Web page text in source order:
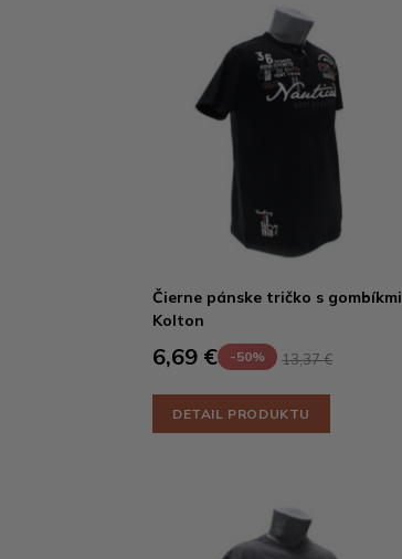
Čierne pánske tričko s gombíkmi
Kolton
6,69 € -50% 13,37 €
DETAIL PRODUKTU